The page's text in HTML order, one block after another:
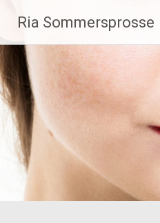
Inhalt
springen
Ria Sommersprosse